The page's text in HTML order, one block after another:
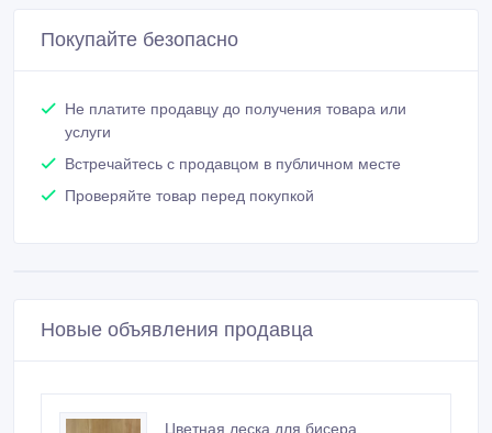
Покупайте безопасно
Не платите продавцу до получения товара или
услуги
Встречайтесь с продавцом в публичном месте
Проверяйте товар перед покупкой
Новые объявления продавца
Цветная леска для бисера.